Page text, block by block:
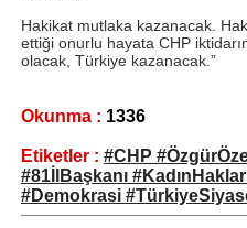
Hakikat mutlaka kazanacak.
ettiği onurlu hayata CHP
olacak, Türkiye kazanacak.”
Okunma : 1336
Etiketler : #CHP
#81İlBaşkanı
#Demokrasi